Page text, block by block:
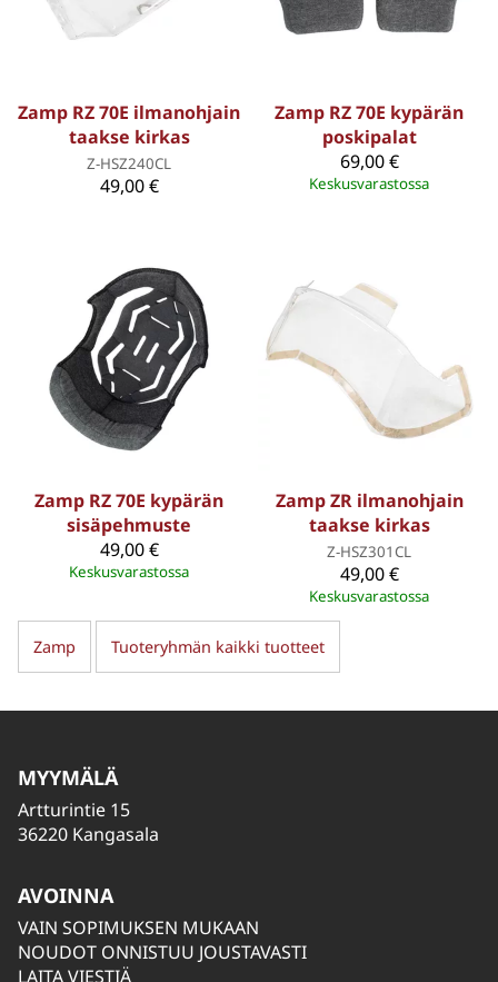
Zamp RZ 70E ilmanohjain
taakse kirkas
Z-HSZ240CL
49,00 €
Zamp RZ 70E kypärän
poskipalat
69,00 €
Keskusvarastossa
Zamp RZ 70E kypärän
sisäpehmuste
49,00 €
Keskusvarastossa
Zamp ZR ilmanohjain
taakse kirkas
Z-HSZ301CL
49,00 €
Keskusvarastossa
Zamp Tuoteryhmän kaikki tuotteet
MYYMÄLÄ
Artturintie 15
36220 Kangasala
AVOINNA
VAIN SOPIMUKSEN MUKAAN
NOUDOT ONNISTUU JOUSTAVASTI
LAITA VIESTIÄ